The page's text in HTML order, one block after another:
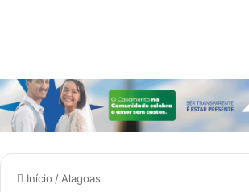
Início / Alagoas